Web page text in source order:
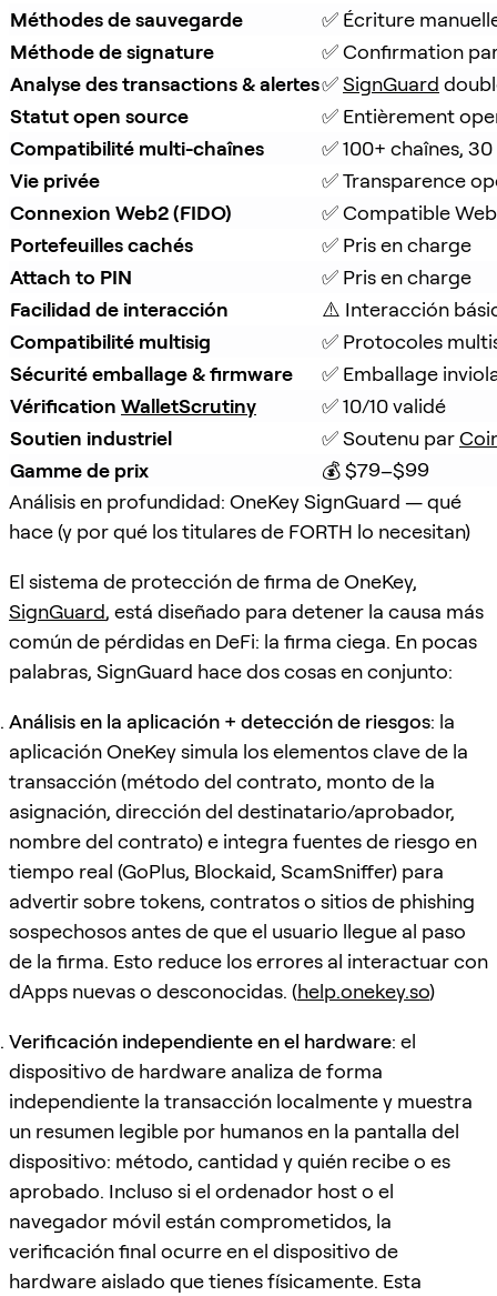
Méthodes de sauvegarde
✅ Écriture
Méthode de signature
✅ Confirmation
Analyse des transactions & alertes✅ SignGuard
Statut open source
✅ Entièrement
Compatibilité multi-chaînes
✅ 100+ chaînes,
Vie privée
✅ Transparence
Connexion Web2 (FIDO)
✅ Compatible
Portefeuilles cachés
✅ Pris en charge
Attach to PIN
✅ Pris en charge
Facilidad de interacción
⚠️ Interacción
Compatibilité multisig
✅ Protocoles
Sécurité emballage & firmware
✅ Emballage
Vérification WalletScrutiny
✅ 10/10 validé
Soutien industriel
✅ Soutenu par
Gamme de prix
💰 $79–$99
Análisis en profundidad: OneKey SignGuard — qué
hace (y por qué los titulares de FORTH lo necesitan)
El sistema de protección de firma de OneKey,
SignGuard, está diseñado para detener la causa más
común de pérdidas en DeFi: la firma ciega. En pocas
palabras, SignGuard hace dos cosas en conjunto:
Análisis en la aplicación + detección de riesgos: la
aplicación OneKey simula los elementos clave de la
transacción (método del contrato, monto de la
asignación, dirección del destinatario/aprobador,
nombre del contrato) e integra fuentes de riesgo en
tiempo real (GoPlus, Blockaid, ScamSniffer) para
advertir sobre tokens, contratos o sitios de phishing
sospechosos antes de que el usuario llegue al paso
de la firma. Esto reduce los errores al interactuar con
dApps nuevas o desconocidas. (help.onekey.so)
Verificación independiente en el hardware: el
dispositivo de hardware analiza de forma
independiente la transacción localmente y muestra
un resumen legible por humanos en la pantalla del
dispositivo: método, cantidad y quién recibe o es
aprobado. Incluso si el ordenador host o el
navegador móvil están comprometidos, la
verificación final ocurre en el dispositivo de
hardware aislado que tienes físicamente. Esta